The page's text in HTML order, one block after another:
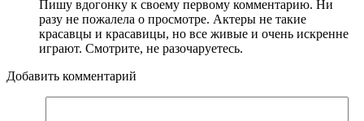
Пишу вдогонку к своему первому комментарию. Ни
разу не пожалела о просмотре. Актеры не такие
красавцы и красавицы, но все живые и очень искренне
играют. Смотрите, не разочаруетесь.
Добавить комментарий